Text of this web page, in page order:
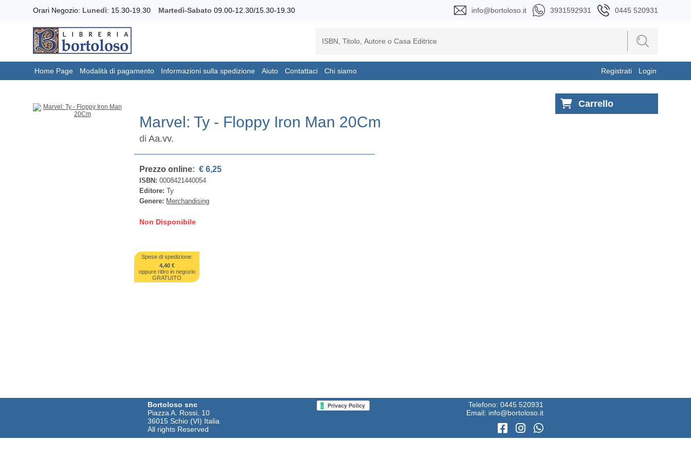
Orari Negozio: Lunedì: 15.30-19.30 Martedì-Sabato 09.00-12.30/15.30-19.30 info@bortoloso.it 3931592931 0445 520931
Home Page Modalità di pagamento Informazioni sulla spedizione Aiuto Contattaci Chi siamo Registrati Login
Marvel: Ty - Floppy Iron Man 20Cm
diAa.vv.
Prezzo online: € 6,25
ISBN:0008421440054
Editore:Ty
Genere: Merchandising
Non Disponibile
Spese di spedizione:
4,40 €
oppure ritiro in negozio
GRATUITO
Carrello
Bortoloso snc
Piazza A. Rossi, 10
36015 Schio (VI) Italia
All rights Reserved
Telefono: 0445 520931
Email: info@bortoloso.it